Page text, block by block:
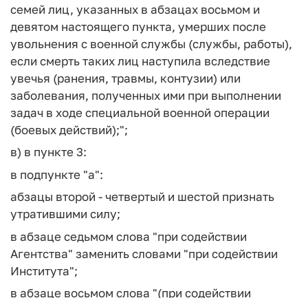
семей лиц, указанных в абзацах восьмом и
девятом настоящего пункта, умерших после
увольнения с военной службы (службы, работы),
если смерть таких лиц наступила вследствие
увечья (ранения, травмы, контузии) или
заболевания, полученных ими при выполнении
задач в ходе специальной военной операции
(боевых действий);";
в) в пункте 3:
в подпункте "а":
абзацы второй - четвертый и шестой признать
утратившими силу;
в абзаце седьмом слова "при содействии
Агентства" заменить словами "при содействии
Института";
в абзаце восьмом слова "(при содействии